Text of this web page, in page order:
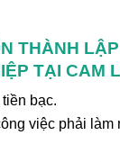
THÀNH
TẠI CAM
bạc.
việc phải làm